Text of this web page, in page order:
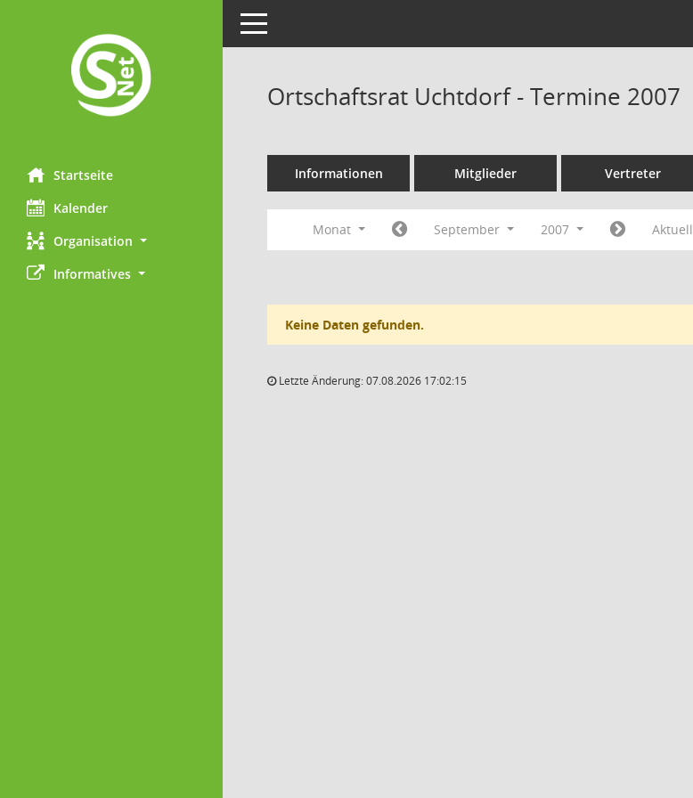
Startseite
Kalender
Organisation
Informatives
Toggle navigation
Ortschaftsrat Uchtdorf - Termine 2007
Informationen Mitglieder Vertreter
Monat September 2007 Aktuell
Keine Daten gefunden.
Letzte Änderung: 07.08.2026 17:02:15